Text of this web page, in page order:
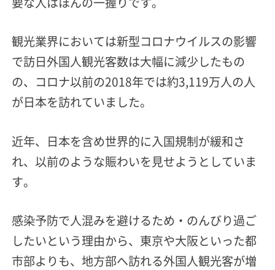
要な人はほんの一握りです。
観光業界においては新型コロナウイルスの影響
で訪日外国人観光客数は大幅に減少したもの
の、コロナ以前の2018年では約3,119万人の人
が日本を訪れていました。
近年、日本を含め世界的に入国規制が緩和さ
れ、以前のような賑わいを見せようとしていま
す。
感染予防で人混みを避けるため・のんびり過ご
したいという理由から、東京や大阪といった都
市部よりも、地方部へ訪れる外国人観光客が増